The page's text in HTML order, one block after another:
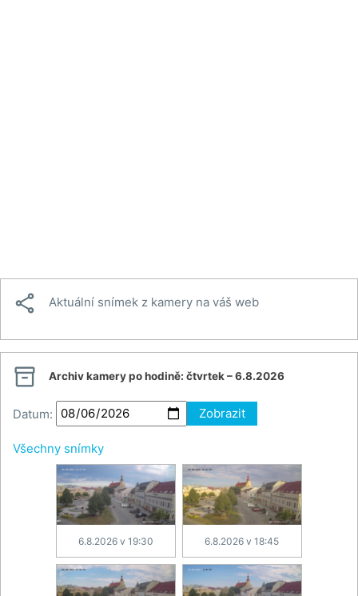
 Aktuální snímek z kamery na váš web
 Archiv kamery po hodině: čtvrtek – 6.8.2026
Datum: Zobrazit
Všechny snímky
6.8.2026 v 19:30 6.8.2026 v 18:45